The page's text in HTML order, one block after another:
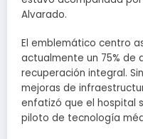
Alvarado.
El emblemático centro
actualmente un 75% de
recuperación integral.
mejoras de
enfatizó que el hospital
piloto de tecnología